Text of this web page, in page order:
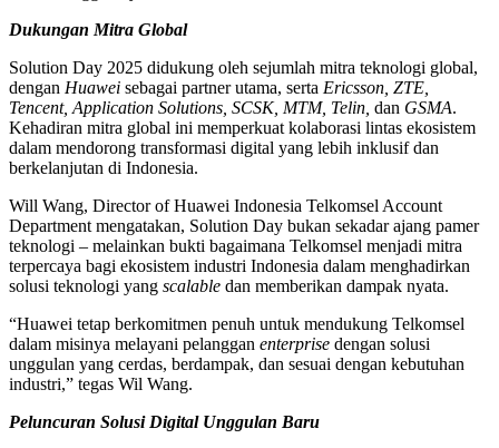
Dukungan Mitra Global
Solution Day 2025 didukung oleh sejumlah mitra teknologi global,
dengan Huawei sebagai partner utama, serta Ericsson, ZTE,
Tencent, Application Solutions, SCSK, MTM, Telin, dan GSMA.
Kehadiran mitra global ini memperkuat kolaborasi lintas ekosistem
dalam mendorong transformasi digital yang lebih inklusif dan
berkelanjutan di Indonesia.
Will Wang, Director of Huawei Indonesia Telkomsel Account
Department mengatakan, Solution Day bukan sekadar ajang pamer
teknologi – melainkan bukti bagaimana Telkomsel menjadi mitra
terpercaya bagi ekosistem industri Indonesia dalam menghadirkan
solusi teknologi yang scalable dan memberikan dampak nyata.
“Huawei tetap berkomitmen penuh untuk mendukung Telkomsel
dalam misinya melayani pelanggan enterprise dengan solusi
unggulan yang cerdas, berdampak, dan sesuai dengan kebutuhan
industri,” tegas Wil Wang.
Peluncuran Solusi Digital Unggulan Baru